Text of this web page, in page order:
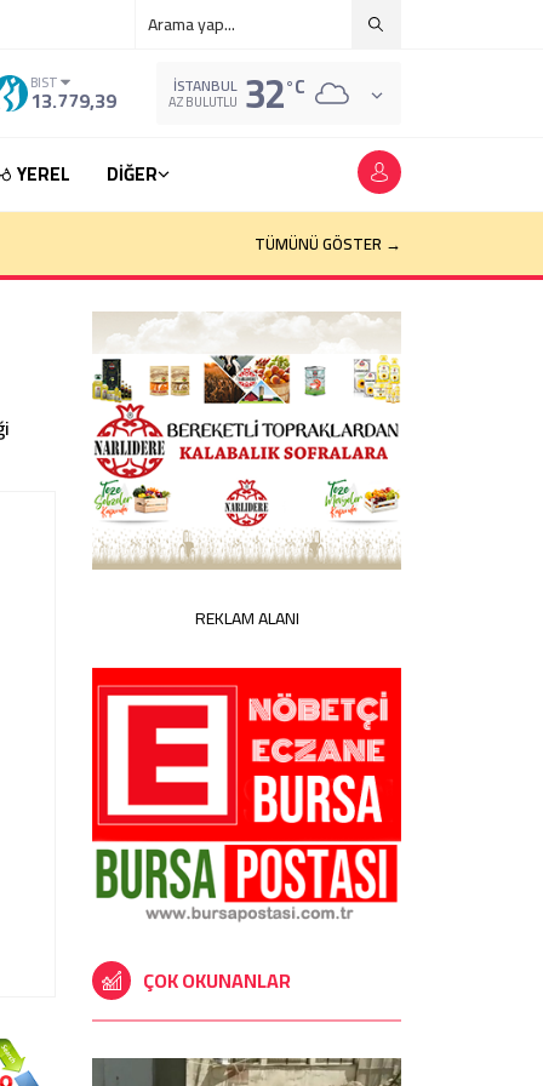
BIST
13.779,39 İSTANBUL
AZ BULUTLU 32°C
YEREL
DİĞER
TÜMÜNÜ GÖSTER →
REKLAM ALANI
ÇOK OKUNANLAR